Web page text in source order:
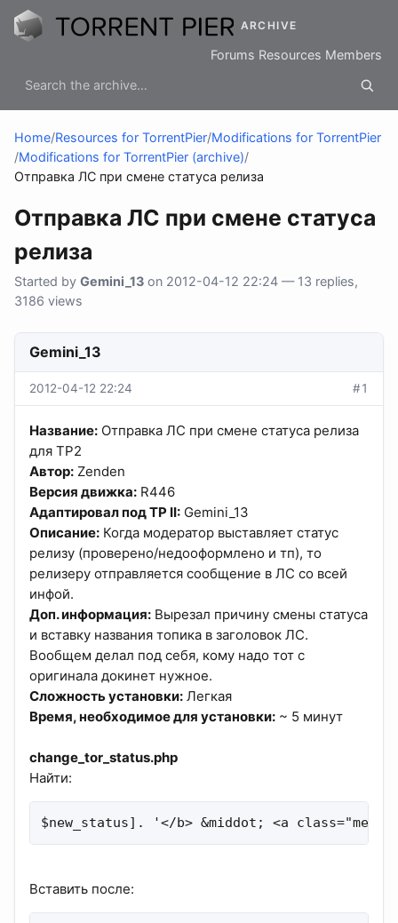
ARCHIVE
Forums Resources Members
Home/Resources for TorrentPier/Modifications for TorrentPier
/Modifications for TorrentPier (archive)/
Отправка ЛС при смене статуса релиза
Отправка ЛС при смене статуса
релиза
Started by Gemini_13 on 2012-04-12 22:24 — 13 replies,
3186 views
Gemini_13
2012-04-12 22:24 #1
Название: Отправка ЛС при смене статуса релиза
для TP2
Автор: Zenden
Версия движка: R446
Адаптировал под TP II: Gemini_13
Описание: Когда модератор выставляет статус
релизу (проверено/недооформлено и тп), то
релизеру отправляется сообщение в ЛС со всей
инфой.
Доп. информация: Вырезал причину смены статуса
и вставку названия топика в заголовок ЛС.
Вообщем делал под себя, кому надо тот с
оригинала докинет нужное.
Cложность установки: Легкая
Время, необходимое для установки: ~ 5 минут
change_tor_status.php
Найти:
$new_status]. '</b> &middot; <a
Вставить после: